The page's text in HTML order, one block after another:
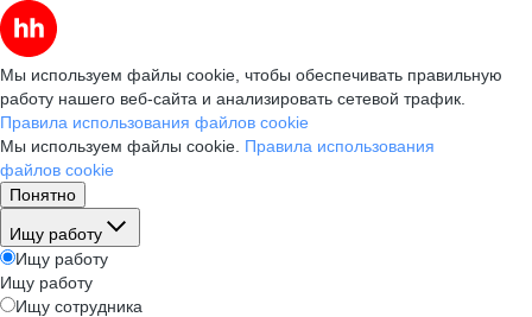
Мы используем файлы cookie, чтобы обеспечивать правильную
работу нашего веб-сайта и анализировать сетевой трафик.
Правила использования файлов cookie
Мы используем файлы cookie. Правила использования
файлов cookie
Понятно
Ищу работу
Ищу работу
Ищу работу
Ищу сотрудника